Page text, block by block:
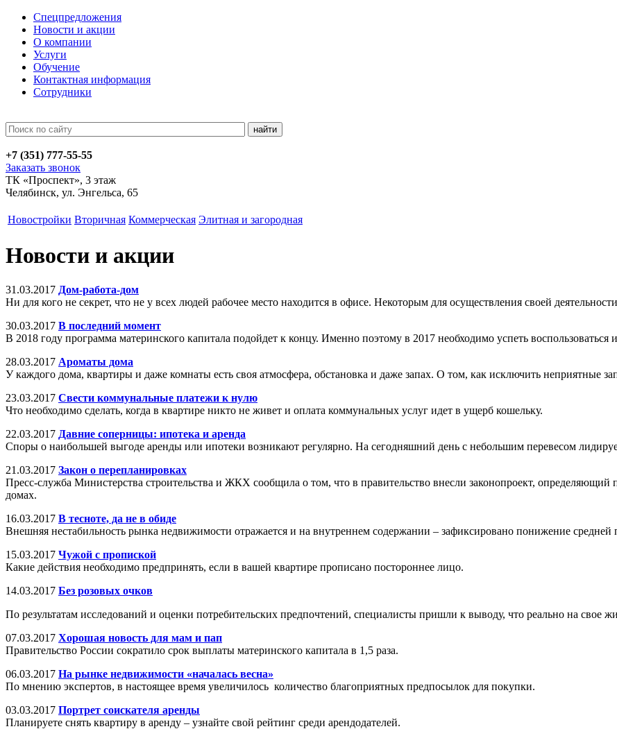
Спецпредложения
Новости и акции
О компании
Услуги
Обучение
Контактная информация
Сотрудники
+7 (351) 777-55-55
Заказать звонок
ТК «Проспект», 3 этаж
Челябинск, ул. Энгельса, 65
Новостройки Вторичная Коммерческая Элитная и загородная
Новости и акции
31.03.2017 Дом-работа-дом
Ни для кого не секрет, что не у всех людей рабочее место находится в офисе. Некоторым для осуществления своей
30.03.2017 В последний момент
В 2018 году программа материнского капитала подойдет к концу. Именно поэтому в 2017 необходимо успеть воспользоваться
28.03.2017 Ароматы дома
У каждого дома, квартиры и даже комнаты есть своя атмосфера, обстановка и даже запах. О том, как исключить неприятные
23.03.2017 Свести коммунальные платежи к нулю
Что необходимо сделать, когда в квартире никто не живет и оплата коммунальных услуг идет в ущерб кошельку.
22.03.2017 Давние соперницы: ипотека и аренда
Споры о наибольшей выгоде аренды или ипотеки возникают регулярно. На сегодняшний день с небольшим перевесом
21.03.2017 Закон о перепланировках
Пресс-служба Министерства строительства и ЖКХ сообщила о том, что в правительство внесли законопроект,
домах.
16.03.2017 В тесноте, да не в обиде
Внешняя нестабильность рынка недвижимости отражается и на внутреннем содержании – зафиксировано понижение
15.03.2017 Чужой с пропиской
Какие действия необходимо предпринять, если в вашей квартире прописано постороннее лицо.
14.03.2017 Без розовых очков
По результатам исследований и оценки потребительских предпочтений, специалисты пришли к выводу, что реально на свое
07.03.2017 Хорошая новость для мам и пап
Правительство России сократило срок выплаты материнского капитала в 1,5 раза.
06.03.2017 На рынке недвижимости «началась весна»
По мнению экспертов, в настоящее время увеличилось количество благоприятных предпосылок для покупки.
03.03.2017 Портрет соискателя аренды
Планируете снять квартиру в аренду – узнайте свой рейтинг среди арендодателей.